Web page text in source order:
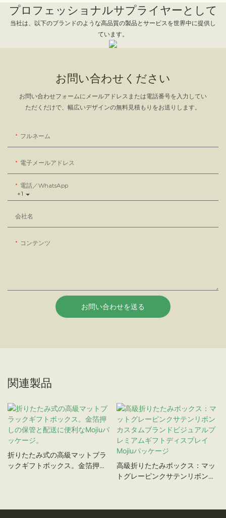
プロフェッショナルサプライヤーとして
当社は、以下のブランドのような高品質の製品とサービスを世界中に提供し
ています。
お問い合わせください
お問い合わせフォームにメールアドレスまたは電話番号を入力してい
ただくだけで、幅広いデザインの無料見積もりをお送りします。
フルネーム
電子メールアドレス
+1
電話／WhatsApp
会社名
コンテンツ
お問い合わせを送る
関連製品
折りたたみ式の高級マットブラ
ックギフトボックス。金箔押し
高級折りたたみボックス：マッ
トグレーピンクサテンリボンカ
Mojiuパッケージ